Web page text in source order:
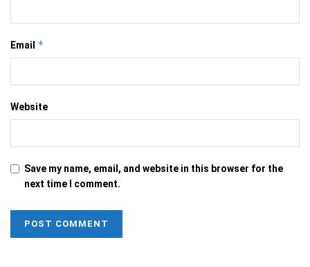
Email *
Website
Save my name, email, and website in this browser for the
next time I comment.